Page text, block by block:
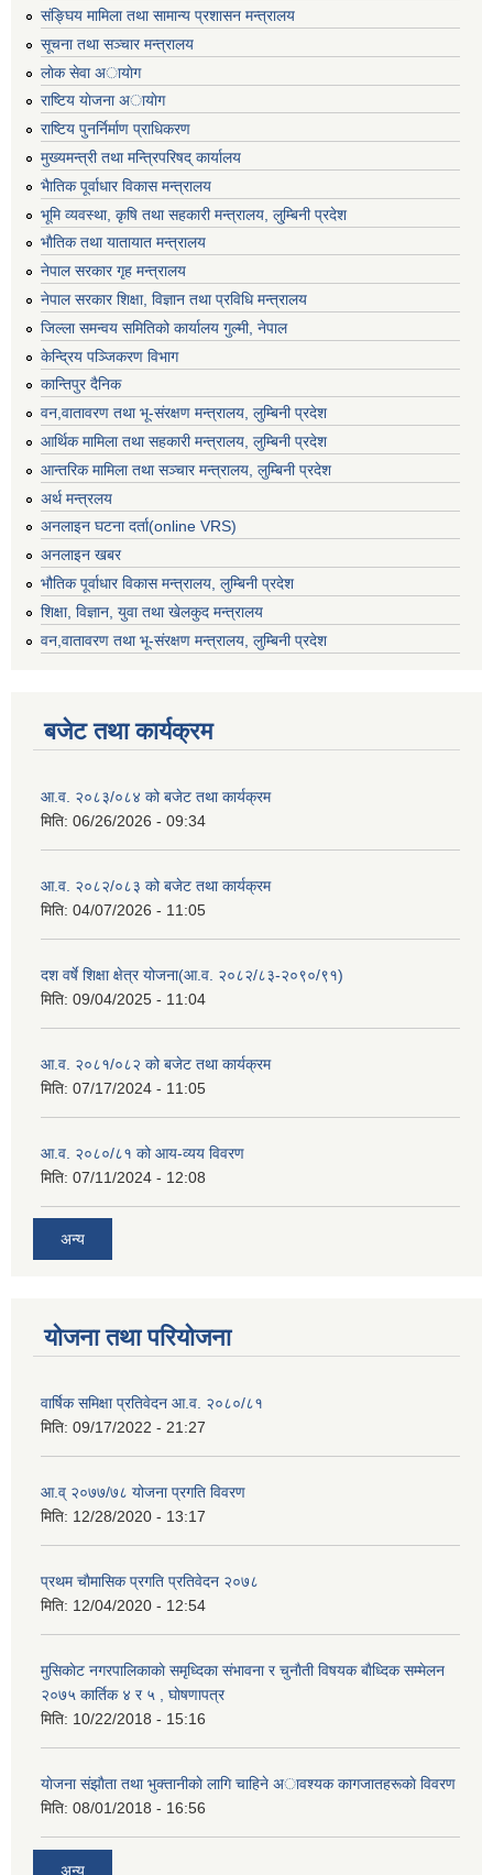
संङ्घिय मामिला तथा सामान्य प्रशासन मन्त्रालय
सूचना तथा सञ्चार मन्त्रालय
लाेक सेवा अायाेग
राष्टिय याेजना अायाेग
राष्टिय पुनर्निर्माण प्राधिकरण
मुख्यमन्त्री तथा मन्त्रिपरिषद् कार्यालय
भैातिक पूर्वाधार विकास मन्त्रालय
भूमि व्यवस्था, कृषि तथा सहकारी मन्त्रालय, लु्म्बिनी प्रदेश
भाैतिक तथा यातायात मन्त्रालय
नेपाल सरकार गृह मन्त्रालय
नेपाल सरकार शिक्षा, विज्ञान तथा प्रविधि मन्त्रालय
जिल्ला समन्वय समितिको कार्यालय गुल्मी, नेपाल
केन्द्रिय पञ्जिकरण विभाग
कान्तिपुर दैनिक
वन,वातावरण तथा भू-संरक्षण मन्त्रालय, लुम्बिनी प्रदेश
आर्थिक मामिला तथा सहकारी मन्त्रालय, लुम्बिनी प्रदेश
आन्तरिक मामिला तथा सञ्चार मन्त्रालय, लुम्बिनी प्रदेश
अर्थ मन्त्रलय
अनलाइन घटना दर्ता(online VRS)
अनलाइन खबर
भौतिक पूर्वाधार विकास मन्त्रालय, लुम्बिनी प्रदेश
शिक्षा, विज्ञान, युवा तथा खेलकुद मन्‍‍त्रालय
वन,वातावरण तथा भू-संरक्षण मन्त्रालय, लुम्बिनी प्रदेश
बजेट तथा कार्यक्रम
आ.व. २०८३/०८४ को बजेट तथा कार्यक्रम
मिति: 06/26/2026 - 09:34
आ.व. २०८२/०८३ को बजेट तथा कार्यक्रम
मिति: 04/07/2026 - 11:05
दश वर्षे शिक्षा क्षेत्र योजना(आ.व. २०८२/८३-२०९०/९१)
मिति: 09/04/2025 - 11:04
आ.व. २०८१/०८२ को बजेट तथा कार्यक्रम
मिति: 07/17/2024 - 11:05
आ.व. २०८०/८१ को आय-व्यय विवरण
मिति: 07/11/2024 - 12:08
अन्य
योजना तथा परियोजना
वार्षिक समिक्षा प्रतिवेदन आ.व. २०८०/८१
मिति: 09/17/2022 - 21:27
आ.व् २०७७/७८ योजना प्रगति विवरण
मिति: 12/28/2020 - 13:17
प्रथम चाैमासिक प्रगति प्रतिवेदन २०७८
मिति: 12/04/2020 - 12:54
मुसिकाेट नगरपालिकाकाे समृध्दिका संभावना र चुनाैती विषयक बाैध्दिक सम्मेलन
२०७५ कार्तिक ४ र ५ , घाेषणापत्र
मिति: 10/22/2018 - 15:16
याेजना संझाैता तथा भुक्तानीकाे लागि चाहिने अावश्यक कागजातहरूकाे विवरण
मिति: 08/01/2018 - 16:56
अन्य